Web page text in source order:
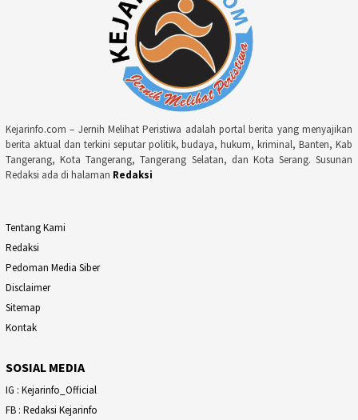
Kejarinfo.com – Jernih Melihat Peristiwa adalah portal berita yang menyajikan
berita aktual dan terkini seputar politik, budaya, hukum, kriminal, Banten, Kab
Tangerang, Kota Tangerang, Tangerang Selatan, dan Kota Serang. Susunan
Redaksi ada di halaman Redaksi
Tentang Kami
Redaksi
Pedoman Media Siber
Disclaimer
Sitemap
Kontak
SOSIAL MEDIA
IG : Kejarinfo_Official
FB : Redaksi Kejarinfo